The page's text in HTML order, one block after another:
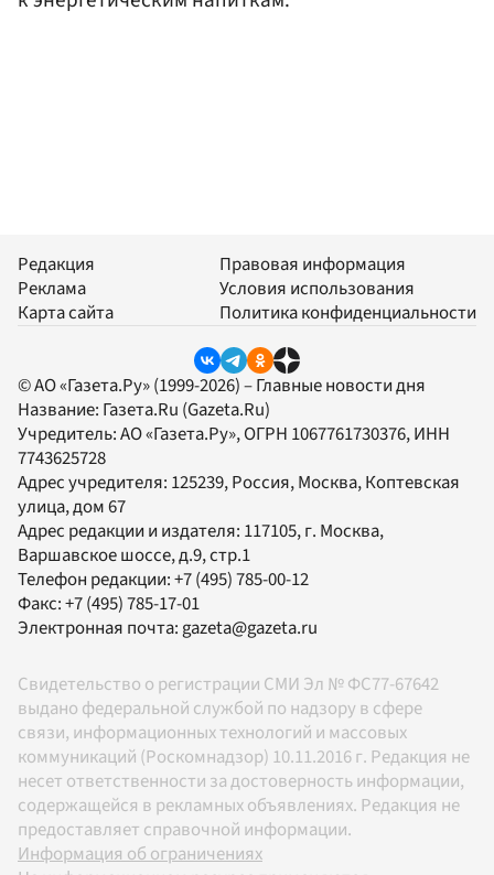
Редакция
Реклама
Карта сайта
Правовая информация
Условия использования
Политика конфиденциальности
© АО «Газета.Ру» (1999-2026) – Главные новости дня
Название: Газета.Ru (Gazeta.Ru)
Учредитель:АО «Газета.Ру», ОГРН 1067761730376, ИНН
7743625728
Адрес учредителя: 125239, Россия, Москва, Коптевская
улица, дом 67
Адрес редакции и издателя: 117105, г. Москва,
Варшавское шоссе, д.9, стр.1
Телефон редакции:+7 (495) 785-00-12
Факс:+7 (495) 785-17-01
Электронная почта: gazeta@gazeta.ru
Свидетельство о регистрации СМИ Эл № ФС77-67642
выдано федеральной службой по надзору в сфере
связи, информационных технологий и массовых
коммуникаций (Роскомнадзор) 10.11.2016 г. Редакция не
несет ответственности за достоверность информации,
содержащейся в рекламных объявлениях. Редакция не
предоставляет справочной информации.
Информация об ограничениях